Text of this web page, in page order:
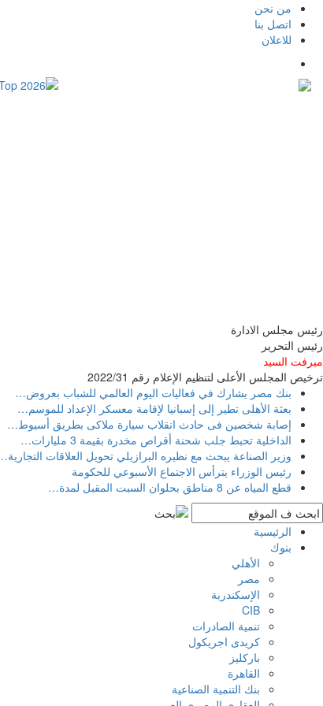
من نحن
اتصل بنا
للاعلان
رئيس مجلس الادارة
رئيس التحرير
ميرفت السيد
ترخيص المجلس الأعلى لتنظيم الإعلام رقم 2022/31
بنك مصر يشارك في فعاليات اليوم العالمي للشباب بعروض…
بعثة الأهلى تطير إلى إسبانيا لإقامة معسكر الإعداد للموسم…
إصابة شخصين فى حادث انقلاب سيارة ملاكى بطريق أسيوط…
الداخلية تحبط جلب شحنة أقراص مخدرة بقيمة 3 مليارات
…
وزير الصناعة يبحث مع نظيره البرازيلي تحويل العلاقات التجارية
رئيس الوزراء يترأس الاجتماع الأسبوعي للحكومة
قطع المياه عن 8 مناطق بحلوان السبت المقبل لمدة
…
الرئيسية
بنوك
الأهلي
مصر
الإسكندرية
CIB
تنمية الصادرات
كريدى اجريكول
باركليز
القاهرة
بنك التنمية الصناعية